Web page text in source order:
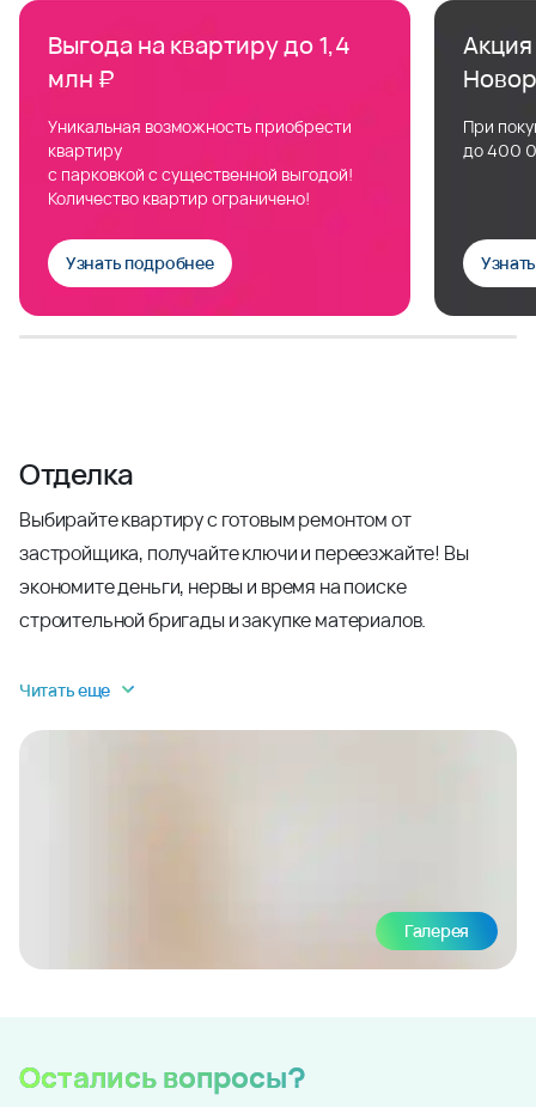
Выгода на квартиру до 1,4
млн ₽
Уникальная возможность приобрести
квартиру
с парковкой с существенной выгодой!
Количество квартир ограничено!
Узнать подробнее
При
до 400
Отделка
Выбирайте квартиру с готовым ремонтом от
застройщика, получайте ключи и переезжайте! Вы
экономите деньги, нервы и время на поиске
строительной бригады и закупке материалов.
Читать еще
Галерея
Остались вопросы?